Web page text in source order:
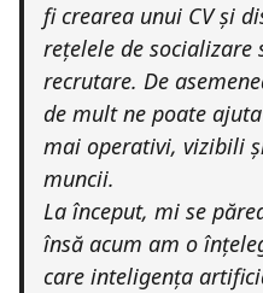
fi crearea unui CV și
rețelele de socializare
recrutare. De
de mult ne poate
mai operativi, vizibili
muncii.
La început, mi se
însă acum am o
care inteligența